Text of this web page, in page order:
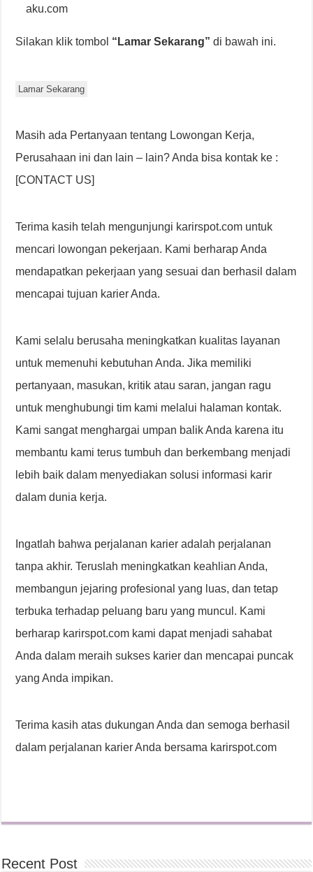
aku.com
Silakan klik tombol “Lamar Sekarang” di bawah ini.
Lamar Sekarang
Masih ada Pertanyaan tentang Lowongan Kerja,
Perusahaan ini dan lain – lain? Anda bisa kontak ke :
[CONTACT US]
Terima kasih telah mengunjungi karirspot.com untuk
mencari lowongan pekerjaan. Kami berharap Anda
mendapatkan pekerjaan yang sesuai dan berhasil dalam
mencapai tujuan karier Anda.
Kami selalu berusaha meningkatkan kualitas layanan
untuk memenuhi kebutuhan Anda. Jika memiliki
pertanyaan, masukan, kritik atau saran, jangan ragu
untuk menghubungi tim kami melalui halaman kontak.
Kami sangat menghargai umpan balik Anda karena itu
membantu kami terus tumbuh dan berkembang menjadi
lebih baik dalam menyediakan solusi informasi karir
dalam dunia kerja.
Ingatlah bahwa perjalanan karier adalah perjalanan
tanpa akhir. Teruslah meningkatkan keahlian Anda,
membangun jejaring profesional yang luas, dan tetap
terbuka terhadap peluang baru yang muncul. Kami
berharap karirspot.com kami dapat menjadi sahabat
Anda dalam meraih sukses karier dan mencapai puncak
yang Anda impikan.
Terima kasih atas dukungan Anda dan semoga berhasil
dalam perjalanan karier Anda bersama karirspot.com
Recent Post